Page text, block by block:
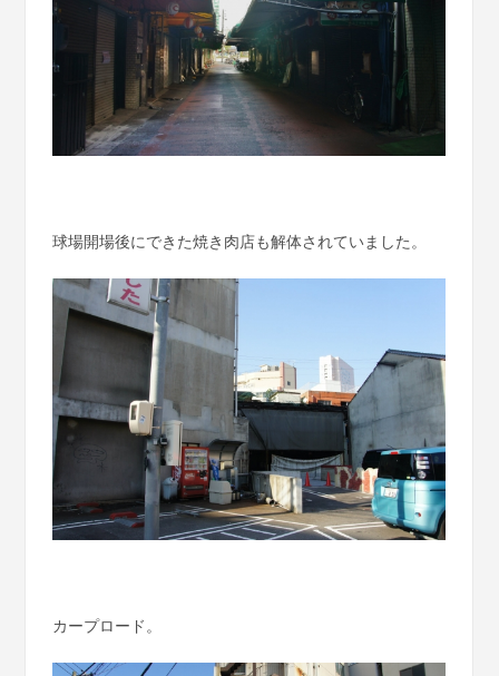
球場開場後にできた焼き肉店も解体されていました。
カープロード。